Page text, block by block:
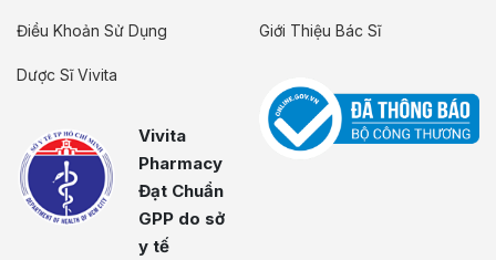
Điều Khoản Sử Dụng
Dược Sĩ Vivita
Vivita
Pharmacy
Đạt Chuẩn
GPP do sở
y tế
Giới Thiệu Bác Sĩ